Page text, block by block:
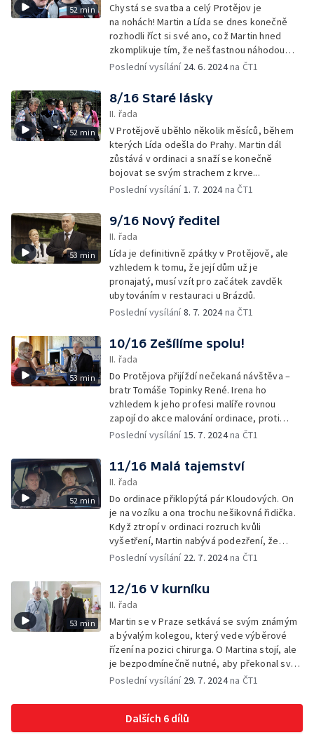
52 min
Chystá se svatba a celý Protějov je
na nohách! Martin a Lída se dnes konečně
rozhodli říct si své ano, což Martin hned
zkomplikuje tím, že nešťastnou náhodou
odrovná faráře, kterého odváží sanitka.
Poslední vysílání 24. 6. 2024na ČT1
52 min
8/16 Staré lásky
II. řada
V Protějově uběhlo několik měsíců, během
kterých Lída odešla do Prahy. Martin dál
zůstává v ordinaci a snaží se konečně
bojovat se svým strachem z krve...
Poslední vysílání1. 7. 2024na ČT1
53 min
9/16 Nový ředitel
II. řada
Lída je definitivně zpátky v Protějově, ale
vzhledem k tomu, že její dům už je
pronajatý, musí vzít pro začátek zavděk
ubytováním v restauraci u Brázdů.
Poslední vysílání8. 7. 2024na ČT1
53 min
10/16 Zešílíme spolu!
II. řada
Do Protějova přijíždí nečekaná návštěva –
bratr Tomáše Topinky René. Irena ho
vzhledem k jeho profesi malíře rovnou
zapojí do akce malování ordinace, proti
které Martin brojí, ale neúspěšně...
Poslední vysílání15. 7. 2024na ČT1
52 min
11/16 Malá tajemství
II. řada
Do ordinace přiklopýtá pár Kloudových. On
je na vozíku a ona trochu nešikovná řidička.
Když ztropí v ordinaci rozruch kvůli
vyšetření, Martin nabývá podezření, že
za jejich chováním bude něco víc.
Poslední vysílání 22. 7. 2024na ČT1
53 min
12/16 V kurníku
II. řada
Martin se v Praze setkává se svým známým
a bývalým kolegou, který vede výběrové
řízení na pozici chirurga. O Martina stojí, ale
je bezpodmínečně nutné, aby překonal svou
fobii z krve.
Poslední vysílání 29. 7. 2024na ČT1
Dalších 6 dílů